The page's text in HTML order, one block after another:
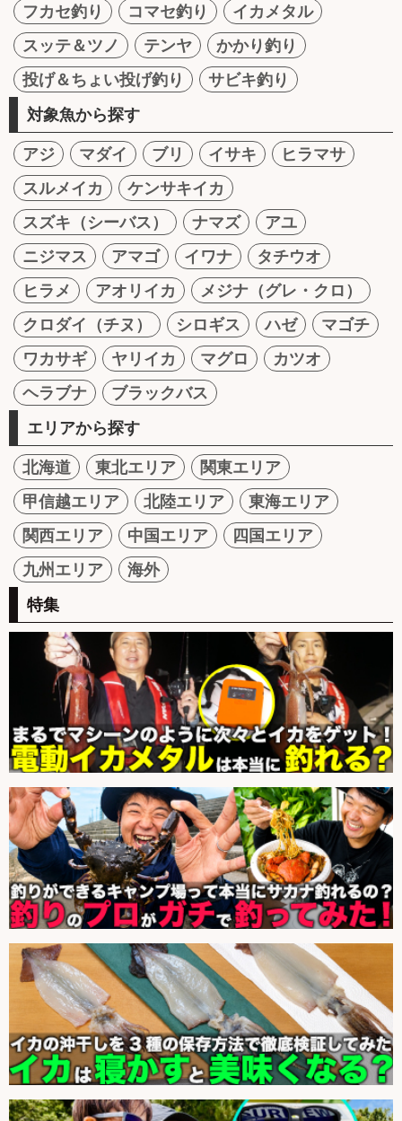
フカセ釣り コマセ釣り
イカメタル
スッテ＆ツノ
テンヤ
かかり釣り
投げ＆ちょい投げ釣り
サビキ釣り
対象魚から探す
アジ マダイ ブリ イサキ
ヒラマサ
スルメイカ
ケンサキイカ
スズキ（シーバス）
ナマズ
アユ
ニジマス
アマゴ イワナ
タチウオ
ヒラメ
アオリイカ
メジナ（グレ・クロ）
クロダイ（チヌ）
シロギス ハゼ
マゴチ
ワカサギ
ヤリイカ マグロ
カツオ
ヘラブナ
ブラックバス
エリアから探す
北海道 東北エリア
関東エリア
甲信越エリア
北陸エリア
東海エリア
関西エリア
中国エリア
四国エリア
九州エリア
海外
特集